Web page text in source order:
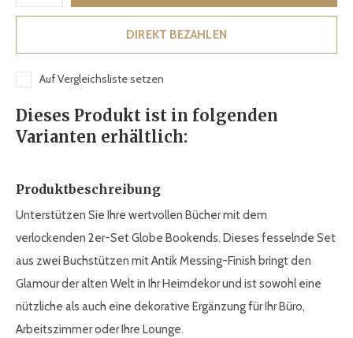
DIREKT BEZAHLEN
Auf Vergleichsliste setzen
Dieses Produkt ist in folgenden
Varianten erhältlich:
Produktbeschreibung
Unterstützen Sie Ihre wertvollen Bücher mit dem
verlockenden 2er-Set Globe Bookends. Dieses fesselnde Set
aus zwei Buchstützen mit Antik Messing-Finish bringt den
Glamour der alten Welt in Ihr Heimdekor und ist sowohl eine
nützliche als auch eine dekorative Ergänzung für Ihr Büro,
Arbeitszimmer oder Ihre Lounge.